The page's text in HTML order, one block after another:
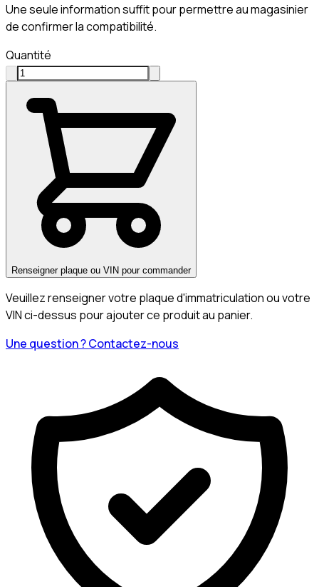
Une seule information suffit pour permettre au magasinier
de confirmer la compatibilité.
Quantité
Renseigner plaque ou VIN pour commander
Veuillez renseigner votre plaque d'immatriculation ou votre
VIN ci-dessus pour ajouter ce produit au panier.
Une question ? Contactez-nous